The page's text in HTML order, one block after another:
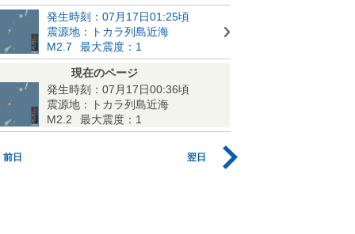
発生時刻：07月17日01:25頃
震源地：トカラ列島近海
M2.7
最大震度：1
現在のページ
発生時刻：07月17日00:36頃
震源地：トカラ列島近海
M2.2
最大震度：1
前日 翌日